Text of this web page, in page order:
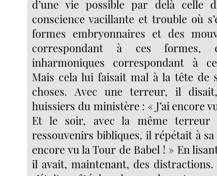
d’une vie possible par delà celle
conscience vacillante et trouble où
formes embryonnaires et des
correspondant à ces
inharmoniques correspondant à
Mais cela lui faisait mal à la tête de
choses. Avec une terreur, il
huissiers du ministère : « J’ai encore
Et le soir, avec la même terreur
ressouvenirs bibliques, il répétait à sa
encore vu la Tour de Babel ! » En
il avait, maintenant, des